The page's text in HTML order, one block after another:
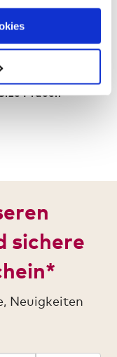
Frauen
sichere
Neuigkeiten